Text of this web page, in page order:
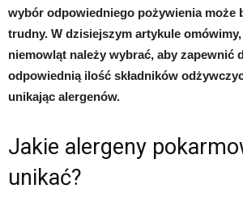
wybór odpowiedniego pożywienia może
trudny. W dzisiejszym artykule omówimy,
niemowląt należy wybrać, aby zapewnić
odpowiednią ilość składników
unikając alergenów.
Jakie alergeny
unikać?